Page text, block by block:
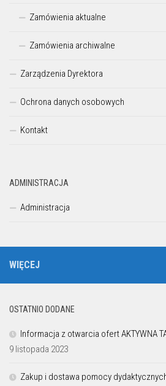
Zamówienia aktualne
Zamówienia archiwalne
Zarządzenia Dyrektora
Ochrona danych osobowych
Kontakt
ADMINISTRACJA
Administracja
WIĘCEJ
OSTATNIO DODANE
Informacja z otwarcia ofert AKTYWNA
9 listopada 2023
Zakup i dostawa pomocy